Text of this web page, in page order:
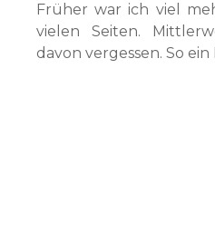
Früher war ich viel
vielen Seiten.
davon vergessen. So ein